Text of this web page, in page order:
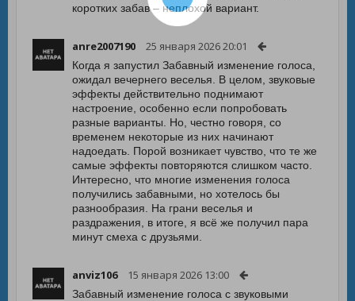
коротких забав – неплохой вариант.
anre2007190 25 января 2026 20:01
Когда я запустил Забавный изменение голоса,
ожидал вечернего веселья. В целом, звуковые
эффекты действительно поднимают
настроение, особенно если попробовать
разные варианты. Но, честно говоря, со
временем некоторые из них начинают
надоедать. Порой возникает чувство, что те же
самые эффекты повторяются слишком часто.
Интересно, что многие изменения голоса
получились забавными, но хотелось бы
разнообразия. На грани веселья и
раздражения, в итоге, я всё же получил пара
минут смеха с друзьями.
anviz106 15 января 2026 13:00
Забавный изменение голоса с звуковыми